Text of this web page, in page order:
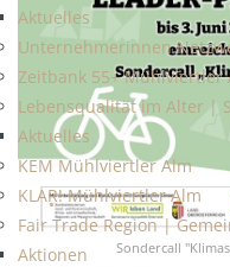
Aktuelles
Unternehmerinnen
Zeitbank 55+ Mühlviertler
Lebensqualität im Alter |
Aktuelles
KEM Mühlviertler Alm
KLAR! Mühlviertler Alm
Fair Trade Region |
Aktionen
Sondercall